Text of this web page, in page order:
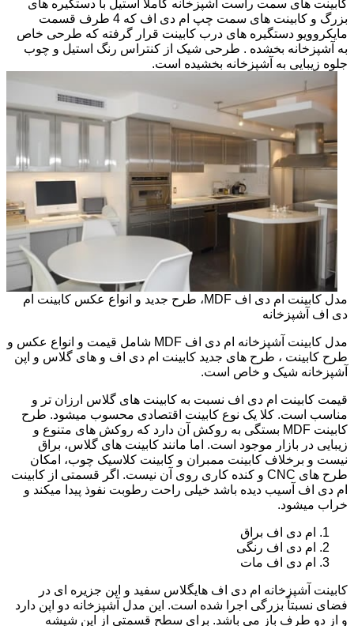
کابینت های سمت راست آشپزخانه کاملا استیل با دستگیره های
بزرگ و کابینت های سمت چپ ام دی اف که 4 طرف قسمت
مایکروویو دستگیره های درب کابینت قرار گرفته که طرحی خاص
به آشپزخانه بخشده . طرحی شیک از کنتراس رنگ استیل و چوب
جلوه زیبایی به آشپزخانه بخشیده است.
مدل کابینت ام دی اف MDF، طرح جدید و انواع عکس کابینت ام
دی اف آشپزخانه
مدل کابینت آشپزخانه ام دی اف MDF شامل قیمت و انواع عکس و
طرح کابینت ، طرح های جدید کابینت ام دی اف و های گلاس و اپن
آشپزخانه شیک و خاص است.
قیمت کابینت ام دی اف نسبت به کابینت های گلاس ارزان تر و
مناسب است. کلا یک نوع کابینت اقتصادی محسوب میشود. طرح
کابینت MDF بستگی به روکش آن دارد که روکش های متنوع و
زیبایی در بازار موجود است. اما مانند کابینت های گلاس، براق
نیست و برخلاف کابینت ممبران و کابینت کلاسیک چوب، امکان
طرح های CNC و کنده کاری روی آن نیست. اگر قسمتی از کابینت
ام دی اف آسیب دیده باشد خیلی راحت رطوبت نفوذ پیدا میکند و
خراب میشود.
ام دی اف براق
ام دی اف رنگی
ام دی اف مات
کابینت آشپزخانه ام دی اف هایگلاس سفید و اپن جزیره ای در
فضای نسبتاً بزرگی اجرا شده است. این مدل آشپزخانه دو اپن دارد
و از دو طرف باز می باشد. برای سطح قسمتی از اپن شیشه